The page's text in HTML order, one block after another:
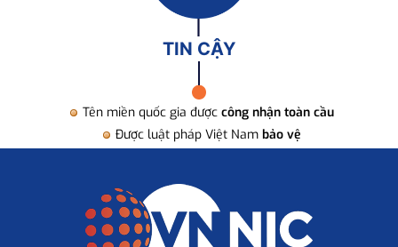
TIN CẬY
Tên miền quốc gia được công nhận toàn cầu
Được luật pháp Việt Nam bảo vệ